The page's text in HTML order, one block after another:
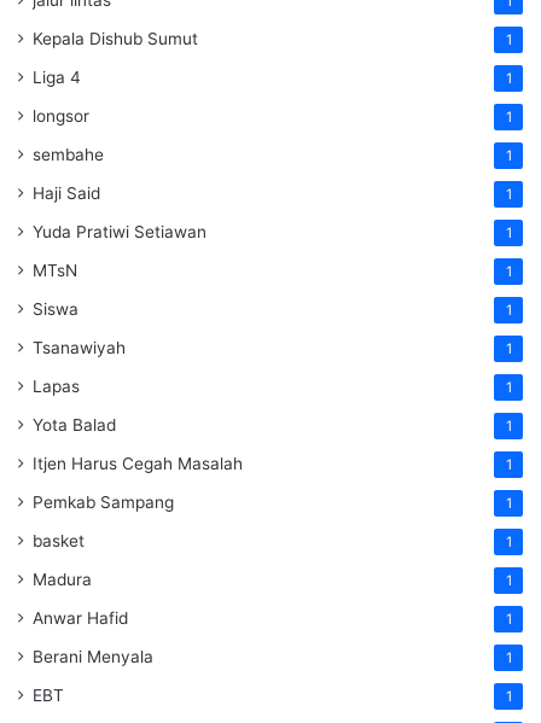
Kepala Dishub Sumut 1
Liga 4 1
longsor 1
sembahe 1
Haji Said 1
Yuda Pratiwi Setiawan 1
MTsN 1
Siswa 1
Tsanawiyah 1
Lapas 1
Yota Balad 1
Itjen Harus Cegah Masalah 1
Pemkab Sampang 1
basket 1
Madura 1
Anwar Hafid 1
Berani Menyala 1
EBT 1